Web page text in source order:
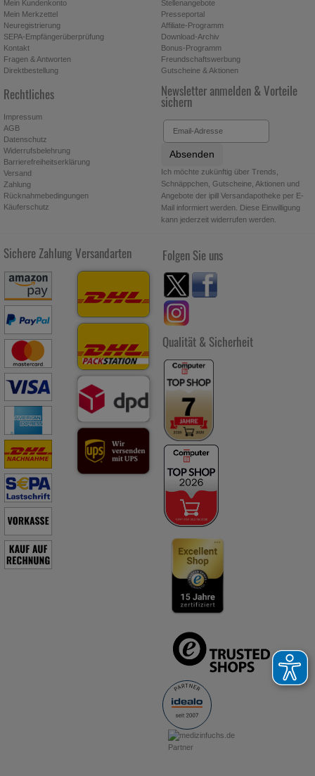
Mein Kundenkonto
Mein Merkzettel
Neuregistrierung
SEPA-Empfängerüberprüfung
Kontakt
Fragen & Antworten
Direktbestellung
Stellenangebote
Presseportal
Affiliate-Programm
Download-Archiv
Bonus-Programm
Freundschaftswerbung
Gutscheine & Aktionen
Rechtliches
Impressum
AGB
Datenschutz
Widerrufsbelehrung
Barrierefreiheitserklärung
Versand
Zahlung
Rücknahmebedingungen
Käuferschutz
Newsletter anmelden & Vorteile
sichern
Absenden
Ich möchte zukünftig über Trends,
Schnäppchen, Gutscheine, Aktionen und
Angebote der ipill Versandapotheke per E-
Mail informiert werden. Diese Einwilligung
kann jederzeit widerrufen werden.
Sichere Zahlung Versandarten Folgen Sie uns
Qualität & Sicherheit